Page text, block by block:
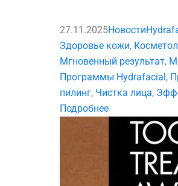
27.11.2025Новости
Здоровье кожи,
Мгновенный результат,
Программы Hydrafacial,
пилинг, Чистка лица,
Подробнее